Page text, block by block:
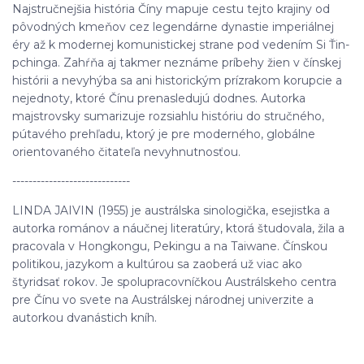
Najstručnejšia história Číny mapuje cestu tejto krajiny od
pôvodných kmeňov cez legendárne dynastie imperiálnej
éry až k modernej komunistickej strane pod vedením Si Ťin-
pchinga. Zahŕňa aj takmer neznáme príbehy žien v čínskej
histórii a nevyhýba sa ani historickým prízrakom korupcie a
nejednoty, ktoré Čínu prenasledujú dodnes. Autorka
majstrovsky sumarizuje rozsiahlu históriu do stručného,
pútavého prehľadu, ktorý je pre moderného, globálne
orientovaného čitateľa nevyhnutnosťou.
-----------------------------
LINDA JAIVIN (1955) je austrálska sinologička, esejistka a
autorka románov a náučnej literatúry, ktorá študovala, žila a
pracovala v Hongkongu, Pekingu a na Taiwane. Čínskou
politikou, jazykom a kultúrou sa zaoberá už viac ako
štyridsať rokov. Je spolupracovníčkou Austrálskeho centra
pre Čínu vo svete na Austrálskej národnej univerzite a
autorkou dvanástich kníh.